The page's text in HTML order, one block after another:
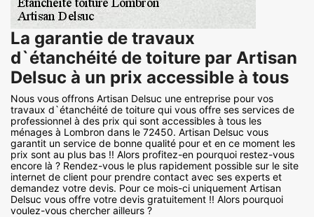
La garantie de travaux
d`étanchéité de toiture par Artisan
Delsuc à un prix accessible à tous
Nous vous offrons Artisan Delsuc une entreprise pour vos
travaux d`étanchéité de toiture qui vous offre ses services de
professionnel à des prix qui sont accessibles à tous les
ménages à Lombron dans le 72450. Artisan Delsuc vous
garantit un service de bonne qualité pour et en ce moment les
prix sont au plus bas !! Alors profitez-en pourquoi restez-vous
encore là ? Rendez-vous le plus rapidement possible sur le site
internet de client pour prendre contact avec ses experts et
demandez votre devis. Pour ce mois-ci uniquement Artisan
Delsuc vous offre votre devis gratuitement !! Alors pourquoi
voulez-vous chercher ailleurs ?